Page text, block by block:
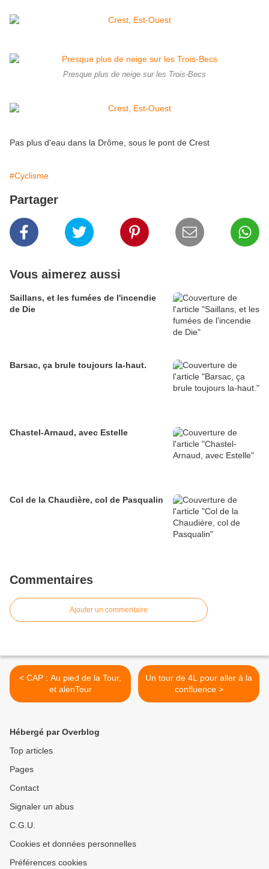
Presque plus de neige sur les Trois-Becs
Pas plus d'eau dans la Drôme, sous le pont de Crest
#Cyclisme
Partager
Vous aimerez aussi
Saillans, et les fumées de l'incendie
de Die
Barsac, ça brule toujours la-haut.
Chastel-Arnaud, avec Estelle
Col de la Chaudière, col de Pasqualin
Commentaires
Ajouter un commentaire
< CAP : Au pied de la Tour,
et alenTour
Un tour de 4L pour aller à la
confluence >
Hébergé par Overblog
Top articles
Pages
Contact
Signaler un abus
C.G.U.
Cookies et données personnelles
Préférences cookies